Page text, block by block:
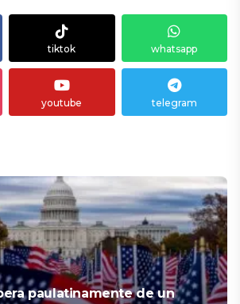
tiktok whatsapp
youtube telegram
paulatinamente de un